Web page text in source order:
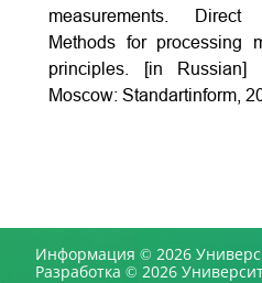
measurements. Direct
Methods for processing
principles. [in Russian]
Moscow: Standartinform,
Информация © 2026
Разработка © 2026